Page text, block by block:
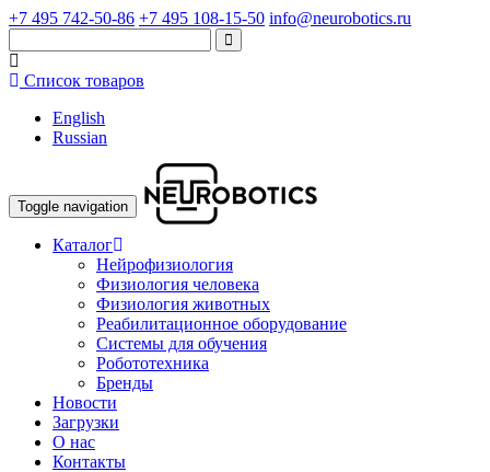
+7 495 742-50-86 +7 495 108-15-50 info@neurobotics.ru
Список товаров
English
Russian
Toggle navigation
Каталог
Нейрофизиология
Физиология человека
Физиология животных
Реабилитационное оборудование
Системы для обучения
Робототехника
Бренды
Новости
Загрузки
О нас
Контакты